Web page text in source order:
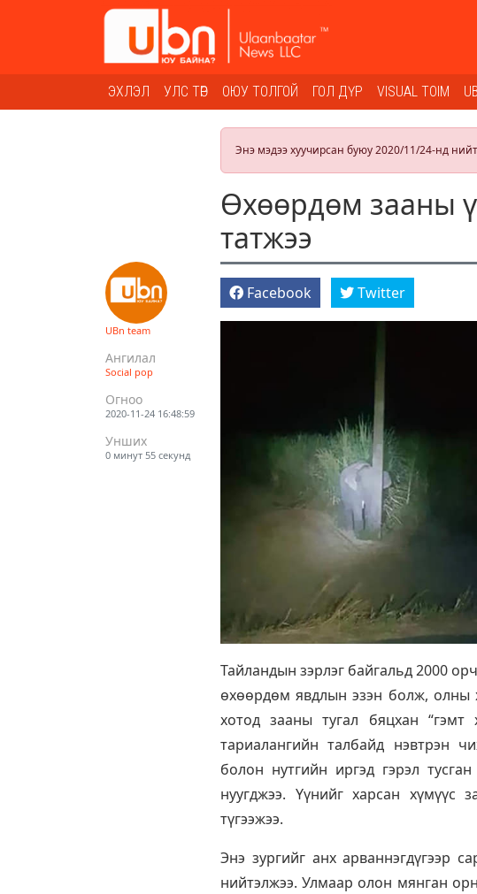
ЭХЛЭЛ УЛС ТӨР ОЮУ ТОЛГОЙ ГОЛ ДҮР VISUAL TOIM
Энэ мэдээ хуучирсан буюу 2020/11/24-нд
Өхөөрдөм зааны
татжээ
UBn team
Ангилал
Social pop
Огноо
2020-11-24 16:48:59
Унших
0 минут 55 секунд
Facebook Twitter
Тайландын зэрлэг байгальд 2000
өхөөрдөм явдлын эзэн болж, олны
хотод зааны тугал бяцхан “гэмт
тариалангийн талбайд нэвтрэн
болон нутгийн иргэд гэрэл
нуугджээ. Үүнийг харсан хүмүүс
түгээжээ.
Энэ зургийг анх арваннэгдүгээр
нийтэлжээ. Улмаар олон мянган